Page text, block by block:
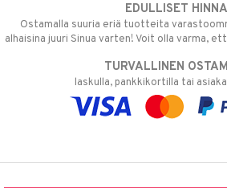
EDULLISET
Ostamalla suuria eriä tuotteita
alhaisina juuri Sinua varten! Voit olla varma,
TURVALLINEN
laskulla, pankkikortilla tai